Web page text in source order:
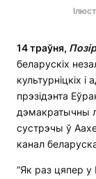
14 траўня,
беларускіх
культурніцкіх
прэзідэнта
дэмакратычны
сустрэчы ў
канал
“Як раз цяпер